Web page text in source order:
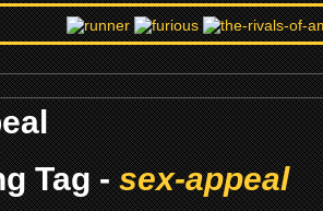
Tag -sex-appeal